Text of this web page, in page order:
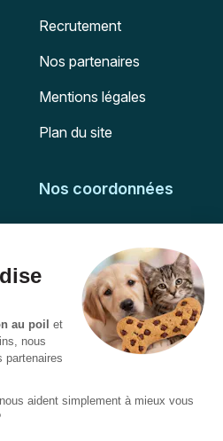
Recrutement
Nos partenaires
Mentions légales
Plan du site
Nos coordonnées
51-55 rue Hoche
94767
Ivry-sur-Seine
Pas encore client ?
Mail :
adhesion@assuropoil.com
Tel :
01 77 94 89 02